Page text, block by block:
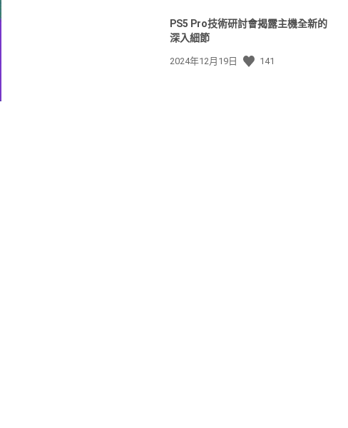
PS5 Pro技術研討會揭露主機全新的
深入細節
發
2024年12月19日 141